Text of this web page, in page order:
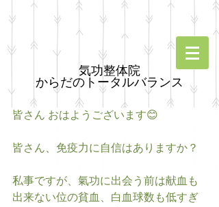
気功整体院
からだのトータルバランス
皆さん おはようございます😊
皆さん、免疫力に自信はありますか？
私事ですが、氣功に出会う前は献血も
出来ない位の貧血、白血球数も低すぎ